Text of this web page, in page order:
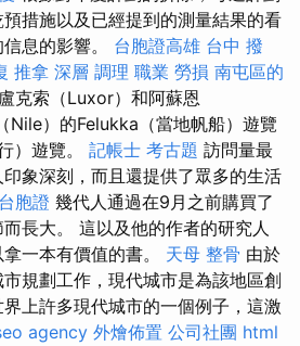
措施以及已經提到的測量結果的看
息的影響。 台胞證高雄 台中 撥
推拿 深層 調理 職業 勞損 南屯區的
克索（Luxor）和阿蘇恩
Nile）的Felukka（當地帆船）遊覽
）遊覽。 記帳士 考古題 訪問量最
象深刻，而且還提供了眾多的生活
台胞證 幾代人通過在9月之前購買了
長大。 這以及他的作者的研究人
一本有價值的書。 天母 整骨 由於
規劃工作，現代城市是為該地區創
上許多現代城市的一個例子，這激
agency 外燴佈置 公司社團 html